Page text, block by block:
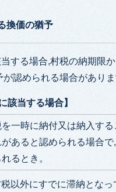
換価の猶予
する場合,村税の納期限
が認められる場合がありま
該当する場合】
一時に納付又は納入す
あると認められる場合
るとき。
以外にすでに滞納とな